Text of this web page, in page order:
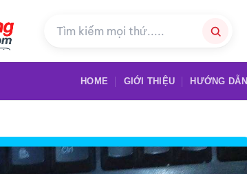
HOME GIỚI THIỆU HƯỚNG DẪN